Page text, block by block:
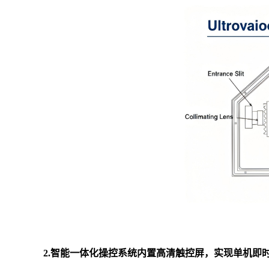
2.智能一体化操控系统内置高清触控屏，实现单机即